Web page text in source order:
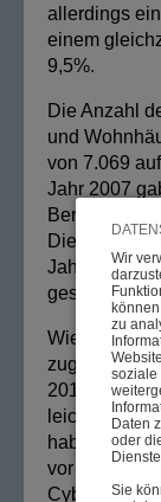
Wir
zu
soziale
Daten
oder
Sie
allerdings
einem
9,5%.
Die Anzahl
und
von 7.069
Jahr 2007
Bereich.
Diebstahls
gesunken.
Wie auch
2015). Ein
leichter
haben im
vor allem
Cybercrime